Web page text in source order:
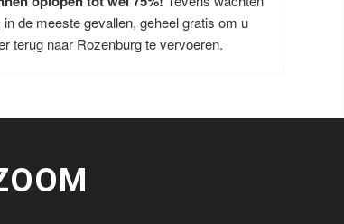
in de meeste gevallen, geheel gratis om u
terug naar Rozenburg te vervoeren.